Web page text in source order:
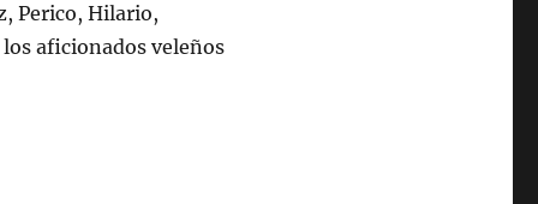
Perico, Hilario,
aficionados veleños